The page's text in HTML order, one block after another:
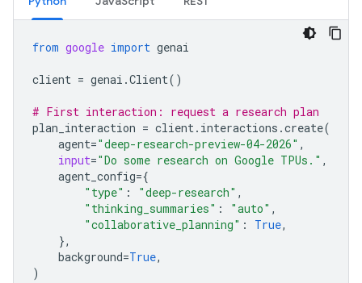
from google import genai
client = genai .Client()
# First interaction: request a research plan
plan_interaction = client. interactions .create(
agent="deep-research-preview-04-2026" ,
input="Do some research on Google TPUs." ,
agent_config={
"type" : "deep-research" ,
"thinking_summaries" : "auto" ,
"collaborative_planning" : True,
},
background=True,
)